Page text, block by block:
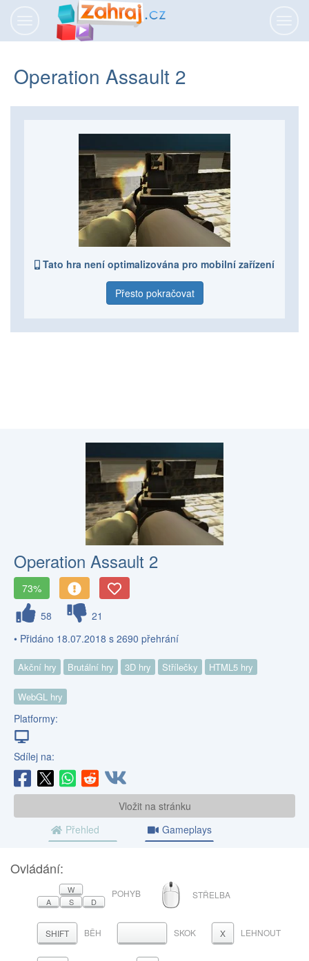
Operation Assault 2
Tato hra není optimalizována pro mobilní zařízení
Přesto pokračovat
Operation Assault 2
73%
58
21
• Přidáno 18.07.2018 s 2690 přehrání
Akční hry Brutální hry 3D hry Střílečky HTML5 hry
WebGL hry
Platformy:
Sdílej na:
Vložit na stránku
Přehled
Gameplays
Ovládání:
W
A
S D
POHYB MYŠ
STŘELBA
SHIFT BĚH MEZERNÍKSKOK X LEHNOUT